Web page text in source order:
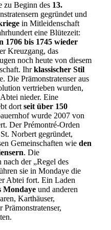
zu Beginn des 13.
gegründet und
in Mitleidenschaft
eine Blütezeit:
1706 bis 1745 wieder
Kreuzgang, das
noch heute von diesem
Ihrklassischer Stil
Die Prämonstratenser aus
vertrieben wurden,
nieder. Eine
dort seit über 150
wurde 2007 von
Der Prémontré-Orden
Norbert gegründet,
Gemeinschaften wie den
. Die
nach der „Regel des
sie in Mondaye die
Abtei fort. Ein Laden
Mondaye und anderen
Karthäuser,